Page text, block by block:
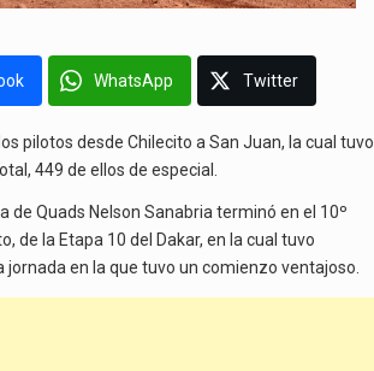
WhatsApp Twitter
pilotos desde Chilecito a San Juan, la cual tuvo
449 de ellos de especial.
de Quads Nelson Sanabria terminó en el 10º
de la Etapa 10 del Dakar, en la cual tuvo
jornada en la que tuvo un comienzo ventajoso.